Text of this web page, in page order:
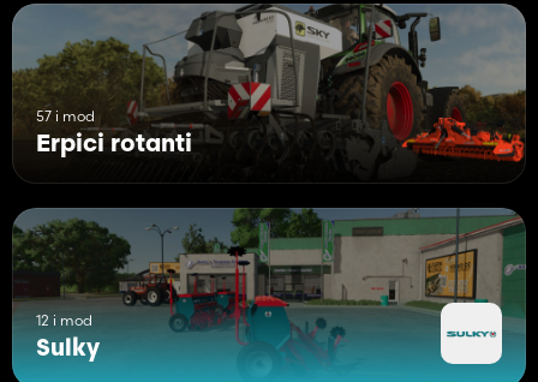
57 i mod
Erpici rotanti
12 i mod
Sulky